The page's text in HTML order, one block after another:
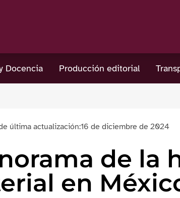
Docencia Producción editorial
última actualización:16 de diciembre de 2024
de la
en